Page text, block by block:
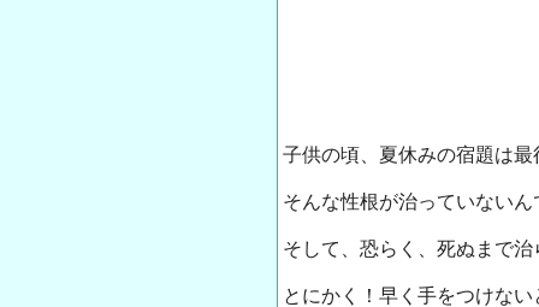
子供の頃、夏休みの宿題は
そんな性根が治っていない
そして、恐らく、死ぬまで
とにかく！早く手をつけな